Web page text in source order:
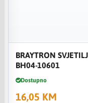
BRAYTRON
BH04-10601
Dostupno
16,05 KM